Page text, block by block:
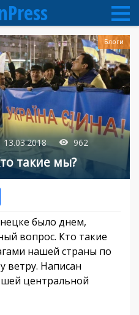
13.03.2018 962
такие мы?
Блоги
было днем,
вопрос. Кто такие
нашей страны по
ветру. Написан
центральной